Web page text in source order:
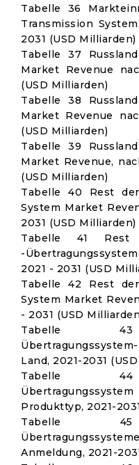
Tabelle 36
Transmission
2031 (USD Milliarden)
Tabelle 37
Market Revenue
(USD Milliarden)
Tabelle 38
Market Revenue
(USD Milliarden)
Tabelle 39
Market Revenue,
(USD Milliarden)
Tabelle 40 Rest
System Market
2031 (USD Milliarden)
Tabelle 41
-
2021 - 2031 (USD
Tabelle 42 Rest
System Market
- 2031 (USD
Tabelle 43
Land, 2021-2031
Tabelle 44
Produkttyp, 2021-
Tabelle 45
Anmeldung, 2021-